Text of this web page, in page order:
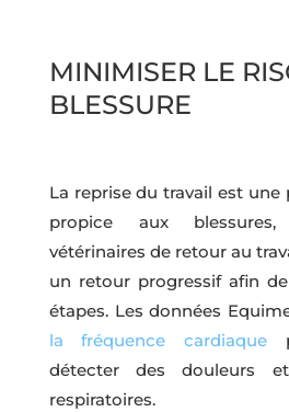
MINIMISER LE
BLESSURE
La reprise du travail est
propice aux
vétérinaires de retour au
un retour progressif afin
étapes. Les données
la fréquence cardiaque
détecter des douleurs
respiratoires.